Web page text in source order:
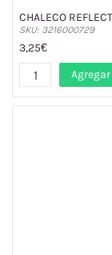
CHALECO
SKU: 3216000729
3,25€